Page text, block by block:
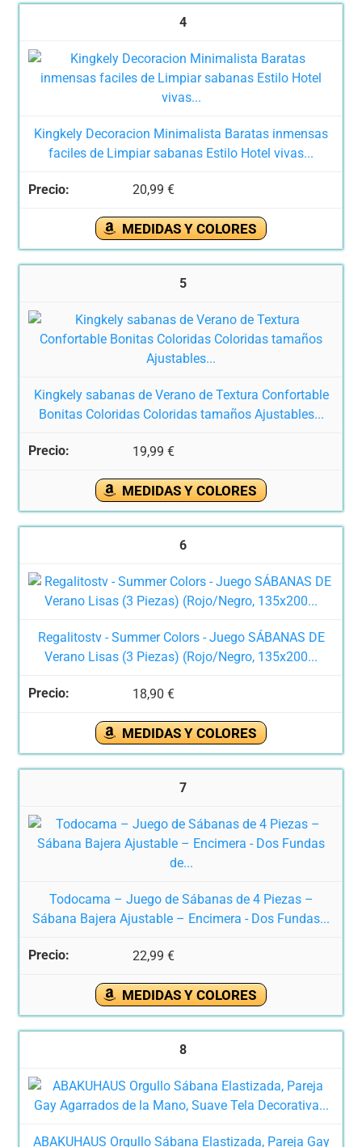
4
Kingkely Decoracion Minimalista Baratas inmensas
faciles de Limpiar sabanas Estilo Hotel vivas...
20,99 €
MEDIDAS Y COLORES
5
Kingkely sabanas de Verano de Textura Confortable
Bonitas Coloridas Coloridas tamaños Ajustables...
19,99 €
MEDIDAS Y COLORES
6
Regalitostv - Summer Colors - Juego SÁBANAS DE
Verano Lisas (3 Piezas) (Rojo/Negro, 135x200...
18,90 €
MEDIDAS Y COLORES
7
Todocama – Juego de Sábanas de 4 Piezas –
Sábana Bajera Ajustable – Encimera - Dos Fundas...
22,99 €
MEDIDAS Y COLORES
8
ABAKUHAUS Orgullo Sábana Elastizada, Pareja Gay